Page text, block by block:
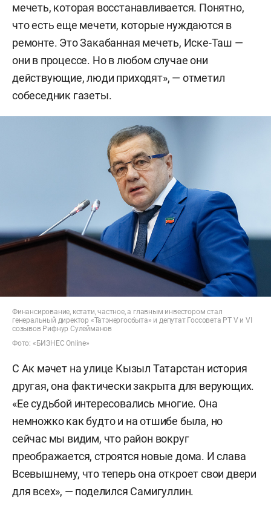
мечеть, которая восстанавливается. Понятно,
что есть еще мечети, которые нуждаются в
ремонте. Это Закабанная мечеть, Иске-Таш —
они в процессе. Но в любом случае они
действующие, люди приходят», — отметил
собеседник газеты.
Финансирование, кстати, частное, а главным инвестором стал
генеральный директор «Татэнергосбыта» и депутат Госсовета РТ V и VI
созывов Рифнур Сулейманов
Фото: «БИЗНЕС Online»
С Ак мәчет на улице Кызыл Татарстан история
другая, она фактически закрыта для верующих.
«Ее судьбой интересовались многие. Она
немножко как будто и на отшибе была, но
сейчас мы видим, что район вокруг
преображается, строятся новые дома. И слава
Всевышнему, что теперь она откроет свои двери
для всех», — поделился Самигуллин.